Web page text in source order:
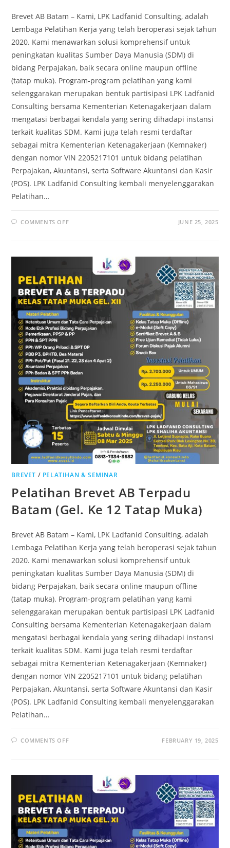
Brevet AB Batam – Kami, LPK Ladfanid Consulting, adalah
Lembaga Pelatihan Kerja yang telah beroperasi sejak tahun
2020. Kami menawarkan solusi komprehensif untuk
peningkatan kualitas Sumber Daya Manusia (SDM) di
bidang Perpajakan, baik secara online maupun offline
(tatap muka). Program-program pelatihan yang kami
selenggarakan merupakan bentuk partisipasi LPK Ladfanid
Consulting bersama Kementerian Ketenagakerjaan dalam
mengatasi berbagai kendala yang sering dihadapi instansi
terkait kualitas SDM. Kami juga telah resmi terdaftar
sebagai mitra Kementerian Ketenagakerjaan (Kemnaker)
dengan nomor VIN 2205217101 untuk bidang pelatihan
Perpajakan, Akuntansi, serta Software Akuntansi dan Kasir
(POS). LPK Ladfanid Consulting kembali menyelenggarakan
Pelatihan…
COMMENTS OFF JUNE 25, 2025
BREVET / PELATIHAN & SEMINAR
Pelatihan Brevet AB Terpadu
Batam (Gel. Ke 12 Tatap Muka)
Brevet AB Batam – Kami, LPK Ladfanid Consulting, adalah
Lembaga Pelatihan Kerja yang telah beroperasi sejak tahun
2020. Kami menawarkan solusi komprehensif untuk
peningkatan kualitas Sumber Daya Manusia (SDM) di
bidang Perpajakan, baik secara online maupun offline
(tatap muka). Program-program pelatihan yang kami
selenggarakan merupakan bentuk partisipasi LPK Ladfanid
Consulting bersama Kementerian Ketenagakerjaan dalam
mengatasi berbagai kendala yang sering dihadapi instansi
terkait kualitas SDM. Kami juga telah resmi terdaftar
sebagai mitra Kementerian Ketenagakerjaan (Kemnaker)
dengan nomor VIN 2205217101 untuk bidang pelatihan
Perpajakan, Akuntansi, serta Software Akuntansi dan Kasir
(POS). LPK Ladfanid Consulting kembali menyelenggarakan
Pelatihan…
COMMENTS OFF FEBRUARY 19, 2025